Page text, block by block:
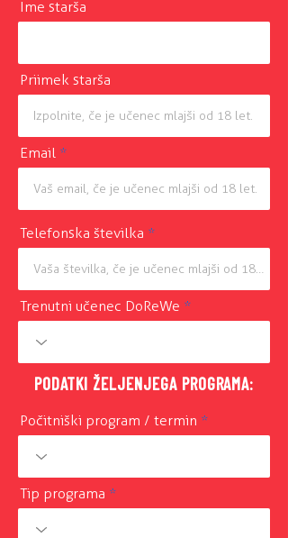
Ime starša
Priimek starša
Email
Telefonska številka
Trenutni učenec DoReWe
PODATKI ŽELJENJEGA PROGRAMA:
Počitniški program / termin
Tip programa